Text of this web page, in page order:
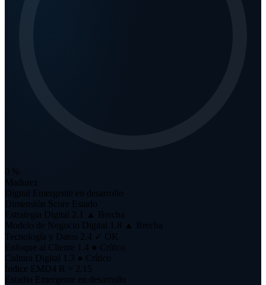
0 %
Madurez
Digital Emergente en desarrollo
Dimensión Score Estado
Estrategia Digital 2.1
▲ Brecha
Modelo de Negocio Digital 1.8 ▲ Brecha
Tecnología y Datos 2.4 ✓ OK
Enfoque al Cliente 1.4 ● Crítico
Cultura Digital 1.3 ● Crítico
Índice EMD4 R = 2.15
Estadio Emergente en desarrollo